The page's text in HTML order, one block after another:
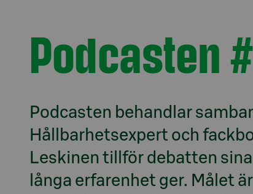
Podcasten
Podcasten behandlar
Hållbarhetsexpert och
Leskinen tillför debatten
långa erfarenhet ger. Målet